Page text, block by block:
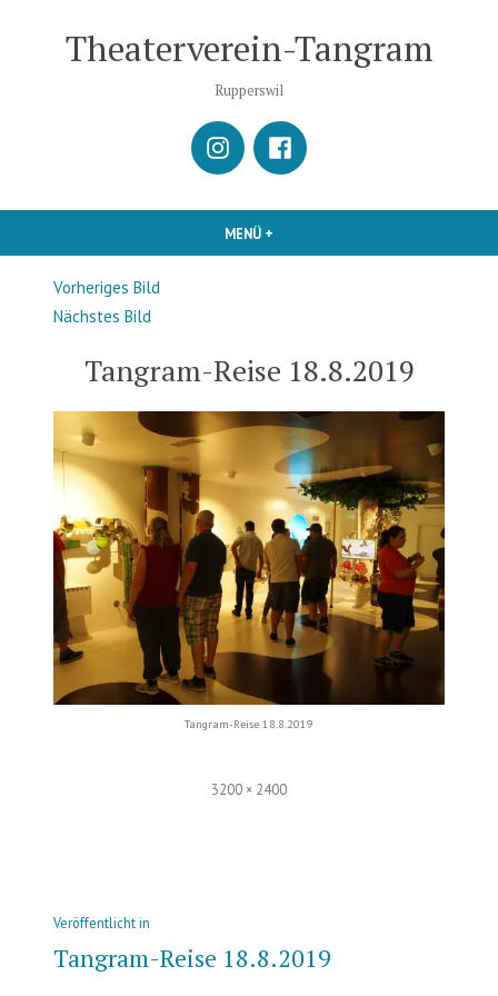
Theaterverein-Tangram
Rupperswil
MENÜ +
istagramFacebook
Vorheriges Bild
Nächstes Bild
Tangram-Reise 18.8.2019
Tangram-Reise 18.8.2019
Volle
3200 × 2400
Beitrags-
Navigation
Veröffentlicht in
Tangram-Reise 18.8.2019